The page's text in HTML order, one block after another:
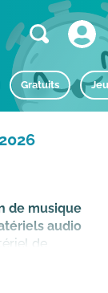
Gratuits
de musique
audio
de
des